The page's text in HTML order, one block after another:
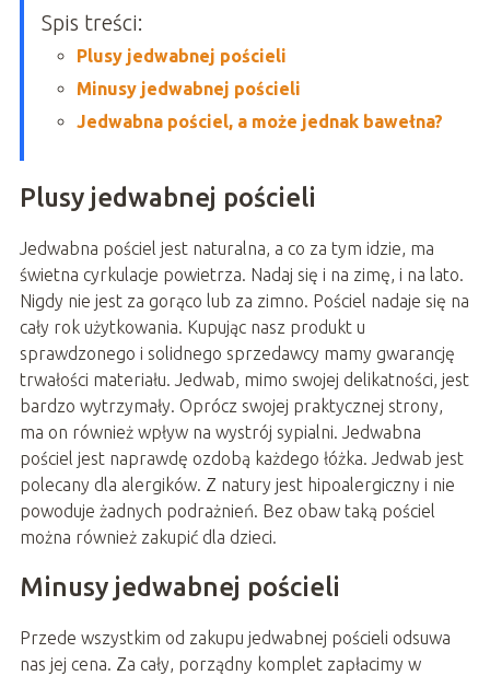
Spis treści:
Plusy jedwabnej pościeli
Minusy jedwabnej pościeli
Jedwabna pościel, a może jednak bawełna?
Plusy jedwabnej pościeli
Jedwabna pościel jest naturalna, a co za tym idzie, ma
świetna cyrkulacje powietrza. Nadaj się i na zimę, i na lato.
Nigdy nie jest za gorąco lub za zimno. Pościel nadaje się na
cały rok użytkowania. Kupując nasz produkt u
sprawdzonego i solidnego sprzedawcy mamy gwarancję
trwałości materiału. Jedwab, mimo swojej delikatności, jest
bardzo wytrzymały. Oprócz swojej praktycznej strony,
ma on również wpływ na wystrój sypialni. Jedwabna
pościel jest naprawdę ozdobą każdego łóżka. Jedwab jest
polecany dla alergików. Z natury jest hipoalergiczny i nie
powoduje żadnych podrażnień. Bez obaw taką pościel
można również zakupić dla dzieci.
Minusy jedwabnej pościeli
Przede wszystkim od zakupu jedwabnej pościeli odsuwa
nas jej cena. Za cały, porządny komplet zapłacimy w